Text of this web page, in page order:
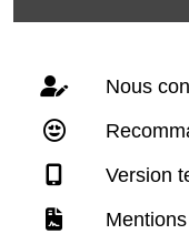
Nous
Version